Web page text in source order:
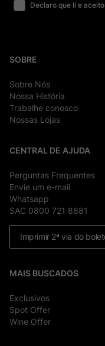
Declaro que li e
SOBRE
Sobre Nós
Nossa História
Trabalhe conosco
Nossas Lojas
CENTRAL DE AJUDA
Perguntas Frequentes
Envie um e-mail
Whatsapp
SAC 0800 721 8881
Imprimir 2ª via do
MAIS BUSCADOS
Exclusivos
Spot Offer
Wine Offer